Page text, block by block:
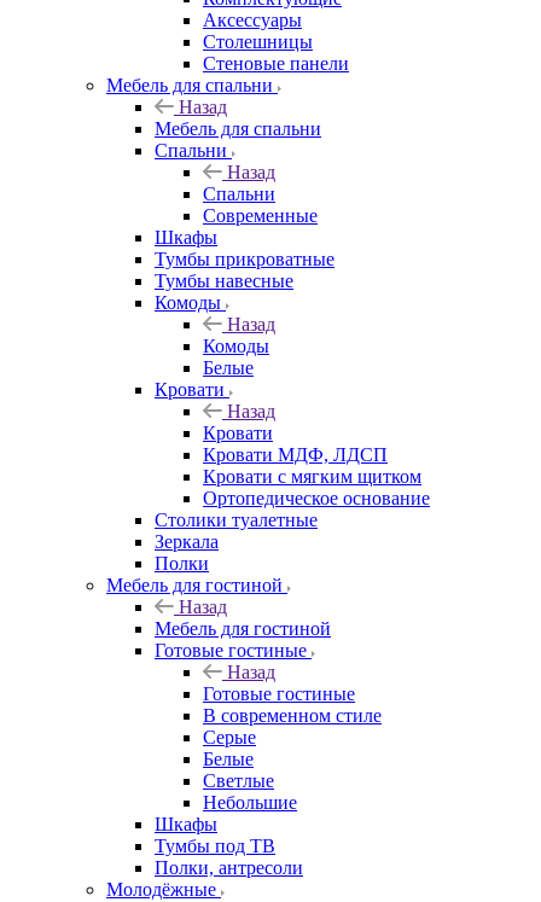
Аксессуары
Столешницы
Стеновые панели
Мебель для спальни
Назад
Мебель для спальни
Спальни
Назад
Спальни
Современные
Шкафы
Тумбы прикроватные
Тумбы навесные
Комоды
Назад
Комоды
Белые
Кровати
Назад
Кровати
Кровати МДФ, ЛДСП
Кровати с мягким щитком
Ортопедическое основание
Столики туалетные
Зеркала
Полки
Мебель для гостиной
Назад
Мебель для гостиной
Готовые гостиные
Назад
Готовые гостиные
В современном стиле
Серые
Белые
Светлые
Небольшие
Шкафы
Тумбы под ТВ
Полки, антресоли
Молодёжные